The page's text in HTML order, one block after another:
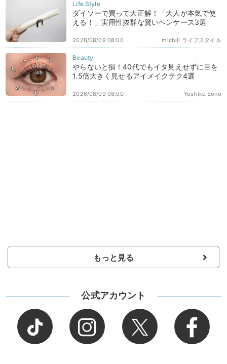
ダイソーで買って大正解！「大人が本気で使
える！」実用性抜群な賢いペンケース3選
michill ライフスタイル
2026/08/09 08:00
やらないと損！40代でもイタ見えせずに目を
1.5倍大きく見せるアイメイクテク4選
Yoshiko Sono
2026/08/09 08:00
もっと見る
公式アカウント